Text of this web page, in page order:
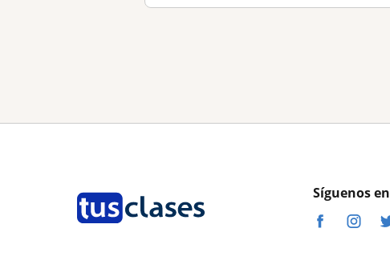
Síguenos en